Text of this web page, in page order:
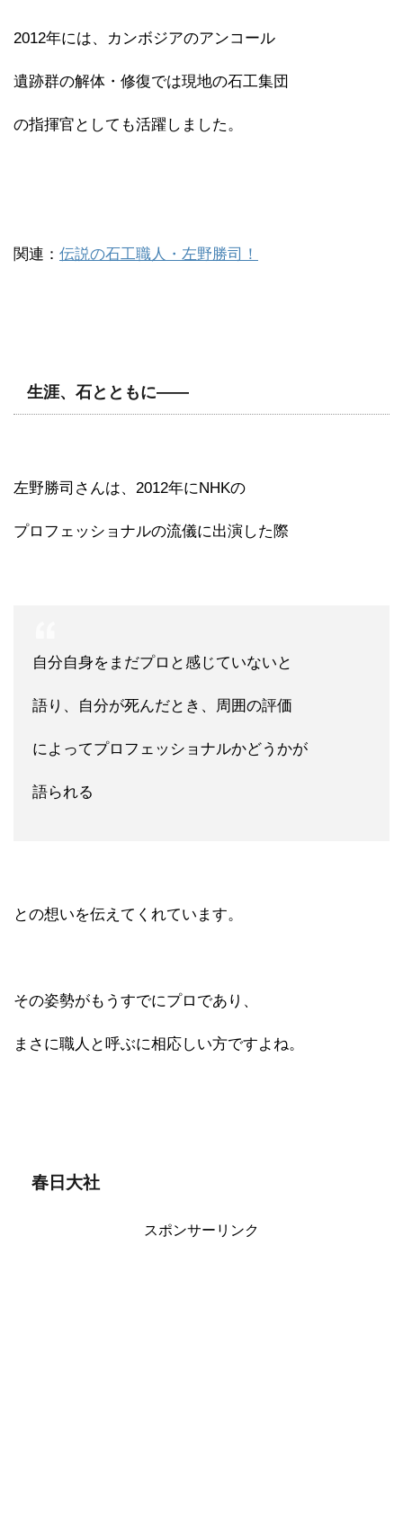
2012年には、カンボジアのアンコール
遺跡群の解体・修復では現地の石工集団
の指揮官としても活躍しました。
関連： 伝説の石工職人・左野勝司！
生涯、石とともに――
左野勝司さんは、2012年にNHKの
プロフェッショナルの流儀に出演した際
自分自身をまだプロと感じていないと
語り、自分が死んだとき、周囲の評価
によってプロフェッショナルかどうかが
語られる
との想いを伝えてくれています。
その姿勢がもうすでにプロであり、
まさに職人と呼ぶに相応しい方ですよね。
春日大社
スポンサーリンク